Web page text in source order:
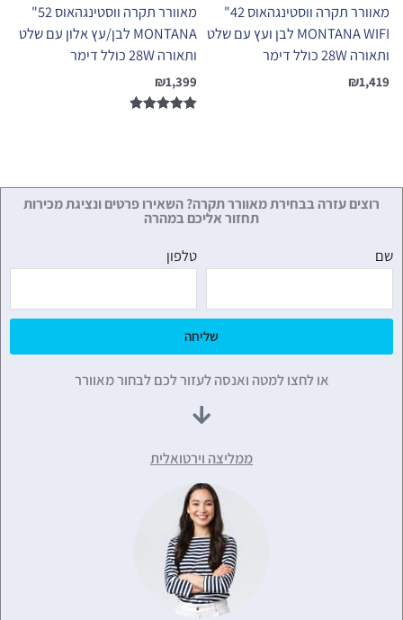
מאוורר תקרה ווסטינגהאוס 42"
MONTANA WIFI לבן ועץ עם שלט
ותאורה 28W כולל דימר
₪1,419
מאוורר תקרה ווסטינגהאוס 52"
MONTANA לבן/עץ אלון עם שלט
ותאורה 28W כולל דימר
₪1,399
רוצים עזרה בבחירת מאוורר תקרה? השאירו פרטים ונציגת מכירות
תחזור אליכם במהרה
שם טלפון
שליחה
או לחצו למטה ואנסה לעזור לכם לבחור מאוורר
ממליצה וירטואלית